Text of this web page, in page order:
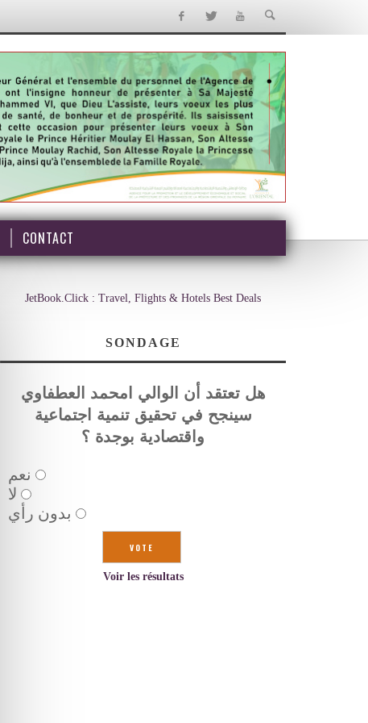
CONTACT
JetBook.Click : Travel, Flights & Hotels Best Deals
SONDAGE
هل تعتقد أن الوالي امحمد العطفاوي
سينجح في تحقيق تنمية اجتماعية
واقتصادية بوجدة ؟
نعم
لا
بدون رأي
Voir les résultats